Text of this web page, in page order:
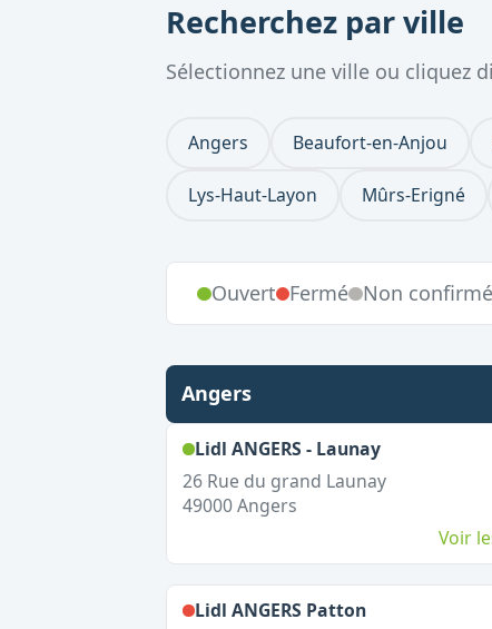
Recherchez par ville
Sélectionnez une ville ou cliquez
Angers Beaufort-en-Anjou
Lys-Haut-Layon Mûrs-Erigné
Ouvert Fermé Non confirmé
Angers
Lidl ANGERS - Launay,
26 Rue du grand Launay
49000 Angers
Voir
Lidl ANGERS Patton,